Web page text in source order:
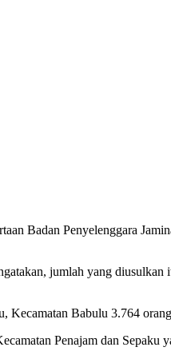
Badan Penyelenggara
jumlah yang
Babulu 3.764
Penajam dan